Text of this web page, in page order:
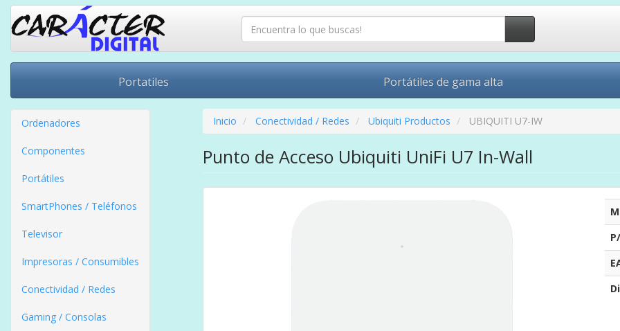
Portatiles Portátiles de gama alta
Ordenadores
Componentes
Portátiles
SmartPhones / Teléfonos
Televisor
Impresoras / Consumibles
Conectividad / Redes
Gaming / Consolas
Inicio Conectividad / Redes Ubiquiti Productos UBIQUITI U7-IW
Punto de Acceso Ubiquiti UniFi U7 In-Wall